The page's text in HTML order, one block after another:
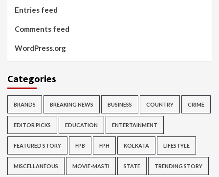
Entries feed
Comments feed
WordPress.org
Categories
BRANDS BREAKING NEWS BUSINESS COUNTRY CRIME
EDITOR PICKS EDUCATION ENTERTAINMENT
FEATURED STORY FPB FPH KOLKATA LIFESTYLE
MISCELLANEOUS MOVIE-MASTI STATE TRENDING STORY